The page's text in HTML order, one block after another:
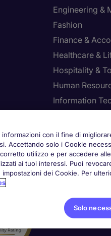
Engineering &
Fashion
Finance &
Healthcare &
Hospitality &
Human
Information
Regola le
con il fine di
Accettando solo i Cookie
utilizzo e per accedere
ai tuoi interessi. Puoi
dei Cookie. Per
Solo